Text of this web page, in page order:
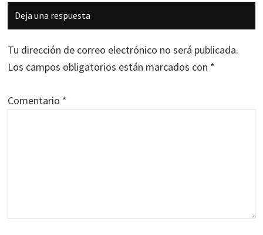
Interacciones
con
los
lectores
Deja una respuesta
Tu dirección de correo electrónico no será publicada.
Los campos obligatorios están marcados con *
Comentario *